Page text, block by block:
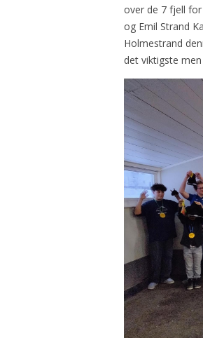
over de 7 fjell for
og Emil Strand
Holmestrand
det viktigste